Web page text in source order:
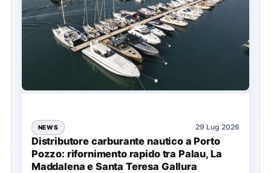
NEWS 29 Lug 2026
Distributore carburante nautico a Porto
Pozzo: rifornimento rapido tra Palau, La
Maddalena e Santa Teresa Gallura